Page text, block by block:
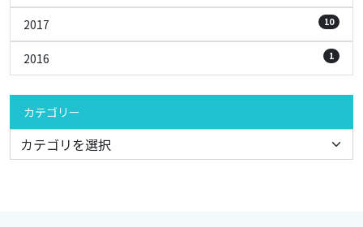
2017 10
2016 1
カテゴリー